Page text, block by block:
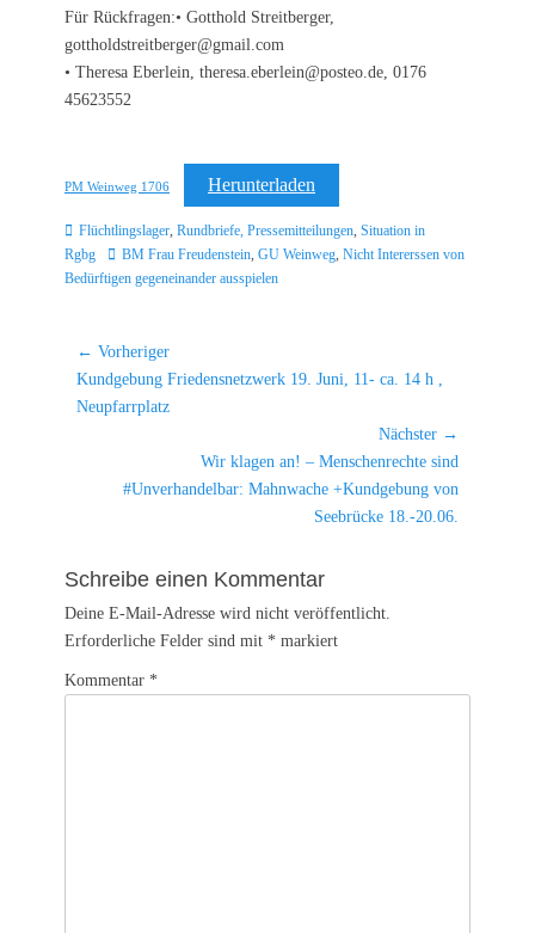
Für Rückfragen:• Gotthold Streitberger,
gottholdstreitberger@gmail.com
• Theresa Eberlein, theresa.eberlein@posteo.de, 0176
45623552
PM Weinweg 1706 Herunterladen
Kategorien
Flüchtlingslager, Rundbriefe, Pressemitteilungen, Situation in
Rgbg
Schlagworte
BM Frau Freudenstein, GU Weinweg, Nicht Intererssen von
Bedürftigen gegeneinander ausspielen
Beitragsnavigation
← Vorheriger
Vorheriger
Beitrag:
Kundgebung Friedensnetzwerk 19. Juni, 11- ca. 14 h ,
Neupfarrplatz
Nächster →
Beitrag:
Wir klagen an! – Menschenrechte sind
#Unverhandelbar: Mahnwache +Kundgebung von
Seebrücke 18.-20.06.
Schreibe einen Kommentar
Deine E-Mail-Adresse wird nicht veröffentlicht.
Erforderliche Felder sind mit * markiert
Kommentar *